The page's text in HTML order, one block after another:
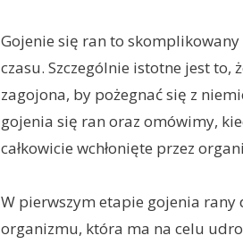
Gojenie się ran to
czasu. Szczególnie istotne jest
zagojona, by pożegnać się z
gojenia się ran oraz omówimy,
całkowicie wchłonięte przez
W pierwszym etapie gojenia rany
organizmu, która ma na celu